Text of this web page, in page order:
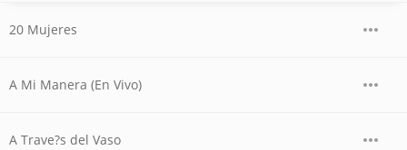
20 Mujeres
A Mi Manera (En Vivo)
A Trave?s del Vaso